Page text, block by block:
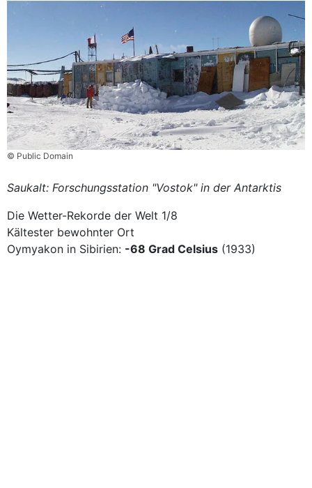
© Public Domain
Saukalt: Forschungsstation "Vostok" in der Antarktis
Die Wetter-Rekorde der Welt 1/8
Kältester bewohnter Ort
Oymyakon in Sibirien: -68 Grad Celsius (1933)